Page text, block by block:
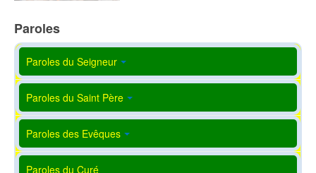
Paroles
Paroles du Seigneur
Paroles du Saint Père
Paroles des Evêques
Paroles du Curé